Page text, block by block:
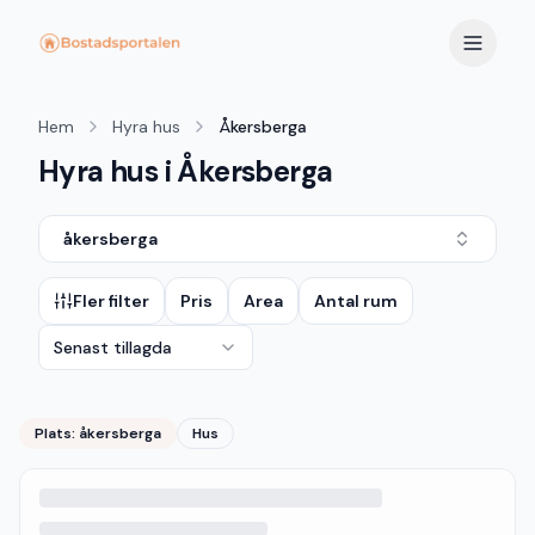
Hem Hyra hus Åkersberga
Hyra hus i Åkersberga
åkersberga
Fler filter Pris Area Antal rum
Senast tillagda
Plats: åkersberga Hus